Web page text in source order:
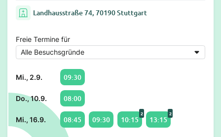
Landhausstraße 74, 70190 Stuttgart
Freie Termine für
Mi., 2.9. 09:30
Do., 10.9. 08:00
Mi., 16.9. 08:45 09:30 10:15
2
13:15
2